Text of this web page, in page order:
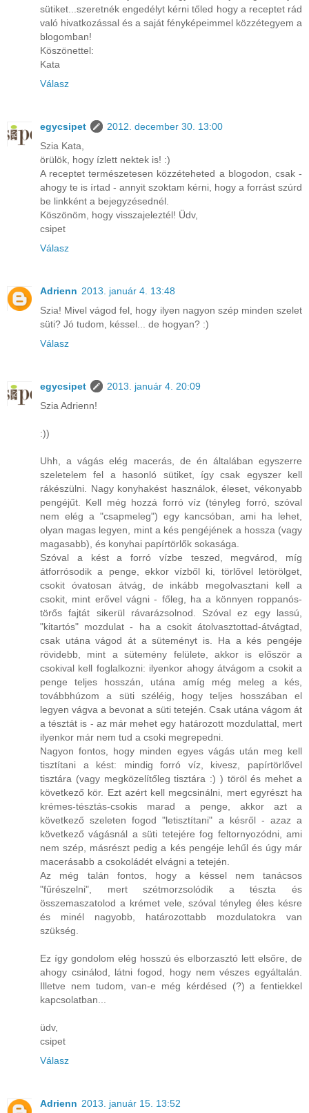
sütiket...szeretnék engedélyt kérni tőled hogy a receptet rád
való hivatkozással és a saját fényképeimmel közzétegyem a
blogomban!
Köszönettel:
Kata
Válasz
egycsipet
2012. december 30. 13:00
Szia Kata,
örülök, hogy ízlett nektek is! :)
A receptet természetesen közzéteheted a blogodon, csak -
ahogy te is írtad - annyit szoktam kérni, hogy a forrást szúrd
be linkként a bejegyzésednél.
Köszönöm, hogy visszajeleztél! Üdv,
csipet
Válasz
Adrienn 2013. január 4. 13:48
Szia! Mivel vágod fel, hogy ilyen nagyon szép minden szelet
süti? Jó tudom, késsel... de hogyan? :)
Válasz
egycsipet
2013. január 4. 20:09
Szia Adrienn!
:))
Uhh, a vágás elég macerás, de én általában egyszerre
szeletelem fel a hasonló sütiket, így csak egyszer kell
rákészülni. Nagy konyhakést használok, éleset, vékonyabb
pengéjűt. Kell még hozzá forró víz (tényleg forró, szóval
nem elég a "csapmeleg") egy kancsóban, ami ha lehet,
olyan magas legyen, mint a kés pengéjének a hossza (vagy
magasabb), és konyhai papírtörlők sokasága.
Szóval a kést a forró vízbe teszed, megvárod, míg
átforrósodik a penge, ekkor vízből ki, törlővel letörölget,
csokit óvatosan átvág, de inkább megolvasztani kell a
csokit, mint erővel vágni - főleg, ha a könnyen roppanós-
törős fajtát sikerül rávarázsolnod. Szóval ez egy lassú,
"kitartós" mozdulat - ha a csokit átolvasztottad-átvágtad,
csak utána vágod át a süteményt is. Ha a kés pengéje
rövidebb, mint a sütemény felülete, akkor is először a
csokival kell foglalkozni: ilyenkor ahogy átvágom a csokit a
penge teljes hosszán, utána amíg még meleg a kés,
továbbhúzom a süti széléig, hogy teljes hosszában el
legyen vágva a bevonat a süti tetején. Csak utána vágom át
a tésztát is - az már mehet egy határozott mozdulattal, mert
ilyenkor már nem tud a csoki megrepedni.
Nagyon fontos, hogy minden egyes vágás után meg kell
tisztítani a kést: mindig forró víz, kivesz, papírtörlővel
tisztára (vagy megközelítőleg tisztára :) ) töröl és mehet a
következő kör. Ezt azért kell megcsinálni, mert egyrészt ha
krémes-tésztás-csokis marad a penge, akkor azt a
következő szeleten fogod "letisztítani" a késről - azaz a
következő vágásnál a süti tetejére fog feltornyozódni, ami
nem szép, másrészt pedig a kés pengéje lehűl és úgy már
macerásabb a csokoládét elvágni a tetején.
Az még talán fontos, hogy a késsel nem tanácsos
"fűrészelni", mert szétmorzsolódik a tészta és
összemaszatolod a krémet vele, szóval tényleg éles késre
és minél nagyobb, határozottabb mozdulatokra van
szükség.
Ez így gondolom elég hosszú és elborzasztó lett elsőre, de
ahogy csinálod, látni fogod, hogy nem vészes egyáltalán.
Illetve nem tudom, van-e még kérdésed (?) a fentiekkel
kapcsolatban...
üdv,
csipet
Válasz
Adrienn 2013. január 15. 13:52